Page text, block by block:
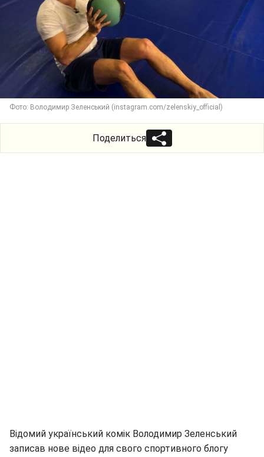
Фото: Володимир Зеленський (instagram.com/zelenskiy_official)
Поделиться
Відомий український комік Володимир Зеленський
записав нове відео для свого спортивного блогу